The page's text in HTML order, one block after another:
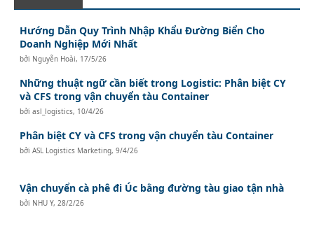
Hướng Dẫn Quy Trình Nhập Khẩu Đường Biển Cho
Doanh Nghiệp Mới Nhất
bởi Nguyễn Hoài, 17/5/26
Những thuật ngữ cần biết trong Logistic: Phân biệt CY
và CFS trong vận chuyển tàu Container
bởiasl_logistics, 10/4/26
Phân biệt CY và CFS trong vận chuyển tàu Container
bởiASL Logistics Marketing,9/4/26
Vận chuyển cà phê đi Úc bằng đường tàu giao tận nhà
bởi NHU Y,28/2/26